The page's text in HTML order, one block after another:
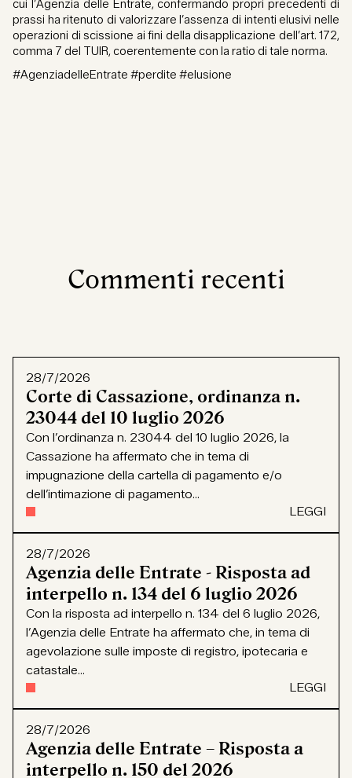
cui l’Agenzia delle Entrate, confermando propri precedenti di
prassi ha ritenuto di valorizzare l’assenza di intenti elusivi nelle
operazioni di scissione ai fini della disapplicazione dell’art. 172,
comma 7 del TUIR, coerentemente con la ratio di tale norma.
#AgenziadelleEntrate #perdite #elusione
Commenti recenti
28/7/2026
Corte di Cassazione, ordinanza n.
23044 del 10 luglio 2026
Con l’ordinanza n. 23044 del 10 luglio 2026, la
Cassazione ha affermato che in tema di
impugnazione della cartella di pagamento e/o
dell’intimazione di pagamento...
LEGGI
28/7/2026
Agenzia delle Entrate - Risposta ad
interpello n. 134 del 6 luglio 2026
Con la risposta ad interpello n. 134 del 6 luglio 2026,
l’Agenzia delle Entrate ha affermato che, in tema di
agevolazione sulle imposte di registro, ipotecaria e
catastale...
LEGGI
28/7/2026
Agenzia delle Entrate – Risposta a
interpello n. 150 del 2026